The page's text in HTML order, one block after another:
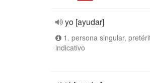
yo [ayudar]
1. persona singular,
indicativo